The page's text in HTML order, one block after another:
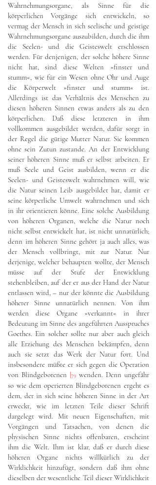
Wahrnehmungsorgane, als Sinne für die
körperlichen Vorgänge sich entwickeln, so
vermag der Mensch in sich seelische und geistige
Wahrnehmungsorgane auszubilden, durch die ihm
die Seelen- und die Geisteswelt erschlossen
werden. Für denjenigen, der solche höhere Sinne
nicht hat, sind diese Welten »finster und
stumm«, wie für ein Wesen ohne Ohr und Auge
die Körperwelt »finster und stumm« ist.
Allerdings ist das Verhältnis des Menschen zu
diesen höheren Sinnen etwas anders als zu den
körperlichen. Daß diese letzteren in ihm
vollkommen ausgebildet werden, dafür sorgt in
der Regel die gütige Mutter Natur. Sie kommen
ohne sein Zutun zustande. An der Entwicklung
seiner höheren Sinne muß er selbst arbeiten. Er
muß Seele und Geist ausbilden, wenn er die
Seelen- und Geisteswelt wahrnehmen will, wie
die Natur seinen Leib ausgebildet hat, damit er
seine körperliche Umwelt wahrnehmen und sich
in ihr orientieren könne. Eine solche Ausbildung
von höheren Organen, welche die Natur noch
nicht selbst entwickelt hat, ist nicht unnatürlich;
denn im höheren Sinne gehört ja auch alles, was
der Mensch vollbringt, mit zur Natur. Nur
derjenige, welcher behaupten wollte, der Mensch
müsse auf der Stufe der Entwicklung
stehenbleiben, auf der er aus der Hand der Natur
entlassen wird, – nur der könnte die Ausbildung
höherer Sinne unnatürlich nennen. Von ihm
werden diese Organe »verkannt« in ihrer
Bedeutung im Sinne des angeführten Ausspruches
Goethes. Ein solcher sollte nur aber auch gleich
alle Erziehung des Menschen bekämpfen, denn
auch sie setzt das Werk der Natur fort. Und
insbesondere müßte er sich gegen die Operation
von Blindgeborenen |79 wenden. Denn ungefähr
so wie dem operierten Blindgeborenen ergeht es
dem, der in sich seine höheren Sinne in der Art
erweckt, wie im letzten Teile dieser Schrift
dargelegt wird. Mit neuen Eigenschaften, mit
Vorgängen und Tatsachen, von denen die
physischen Sinne nichts offenbaren, erscheint
ihm die Welt. Ihm ist klar, daß er durch diese
höheren Organe nichts willkürlich zu der
Wirklichkeit hinzufügt, sondern daß ihm ohne
dieselben der wesentliche Teil dieser Wirklichkeit